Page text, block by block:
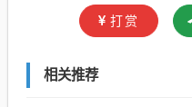
打赏
相关推荐